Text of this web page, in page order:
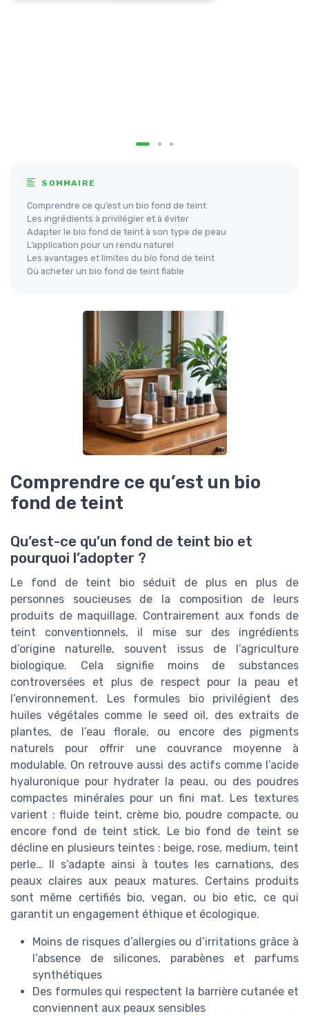
SOMMAIRE
Comprendre ce qu’est un bio fond de teint
Les ingrédients à privilégier et à éviter
Adapter le bio fond de teint à son type de peau
L’application pour un rendu naturel
Les avantages et limites du bio fond de teint
Où acheter un bio fond de teint fiable
Comprendre ce qu’est un bio
fond de teint
Qu’est-ce qu’un fond de teint bio et
pourquoi l’adopter ?
Le fond de teint bio séduit de plus en plus de
personnes soucieuses de la composition de leurs
produits de maquillage. Contrairement aux fonds de
teint conventionnels, il mise sur des ingrédients
d’origine naturelle, souvent issus de l’agriculture
biologique. Cela signifie moins de substances
controversées et plus de respect pour la peau et
l’environnement. Les formules bio privilégient des
huiles végétales comme le seed oil, des extraits de
plantes, de l’eau florale, ou encore des pigments
naturels pour offrir une couvrance moyenne à
modulable. On retrouve aussi des actifs comme l’acide
hyaluronique pour hydrater la peau, ou des poudres
compactes minérales pour un fini mat. Les textures
varient : fluide teint, crème bio, poudre compacte, ou
encore fond de teint stick. Le bio fond de teint se
décline en plusieurs teintes : beige, rose, medium, teint
perle… Il s’adapte ainsi à toutes les carnations, des
peaux claires aux peaux matures. Certains produits
sont même certifiés bio, vegan, ou bio etic, ce qui
garantit un engagement éthique et écologique.
Moins de risques d’allergies ou d’irritations grâce à
l’absence de silicones, parabènes et parfums
synthétiques
Des formules qui respectent la barrière cutanée et
conviennent aux peaux sensibles